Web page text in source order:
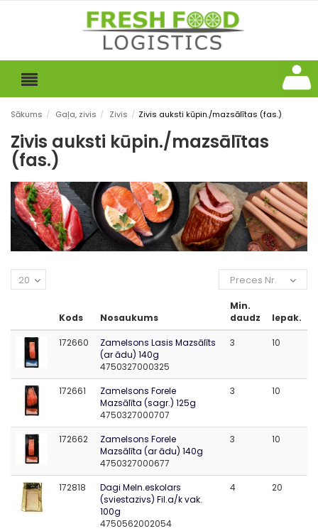
Sākums / Gaļa, zivis / Zivis / Zivis auksti kūpin./mazsālītas (fas.)
Zivis auksti kūpin./mazsālītas
(fas.)
Preces Nr.
20
Kods Nosaukums
Min.
daudz
Iepak.
172660
Zamelsons Lasis Mazsālīts
(ar ādu) 140g
4750327000325
3 10
172661
Zamelsons Forele
Mazsālīta (sagr.) 125g
4750327000707
3 10
172662
Zamelsons Forele
Mazsālīta (ar ādu) 140g
4750327000677
3 10
172818
Dagi Meln.eskolars
(sviestazivs) Fil.a/k vak.
100g
4750562002054
4 20